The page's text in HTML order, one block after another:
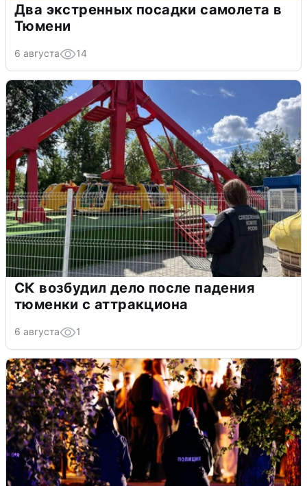
Два экстренных посадки самолета в
Тюмени
6 августа 14
СК возбудил дело после падения
тюменки с аттракциона
6 августа 1